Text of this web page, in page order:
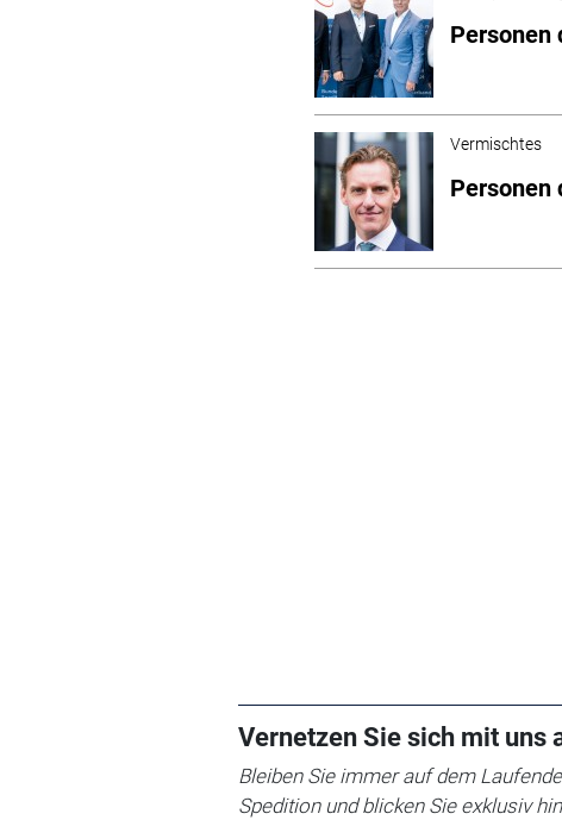
Personen
Vermischtes
Personen
Vernetzen Sie sich mit uns
Bleiben Sie immer auf dem
Spedition und blicken Sie exklusiv